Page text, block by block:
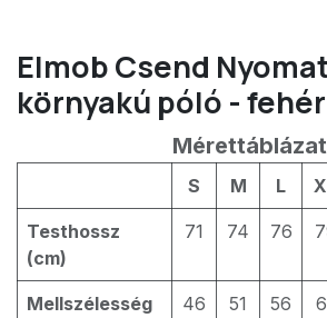
Elmob Csend
környakú póló - fehér
Mérettáblázat
S M L
Testhossz
(cm)
71 74 76
Mellszélesség
46 51 56